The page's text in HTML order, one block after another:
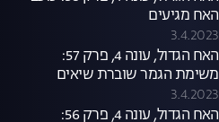
האח מגיעים
3.4.2023
האח הגדול, עונה 4, פרק 57:
משימת הגמר שוברת שיאים
3.4.2023
האח הגדול, עונה 4, פרק 56: